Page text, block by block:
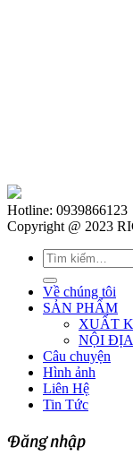
Hotline:
Copyright @ 2023
Tìm
kiếm:
Về chúng tôi
SẢN PHẨM
XUẤT
NỘI ĐỊA
Câu chuyện
Hình ảnh
Liên Hệ
Tin Tức
Đăng nhập